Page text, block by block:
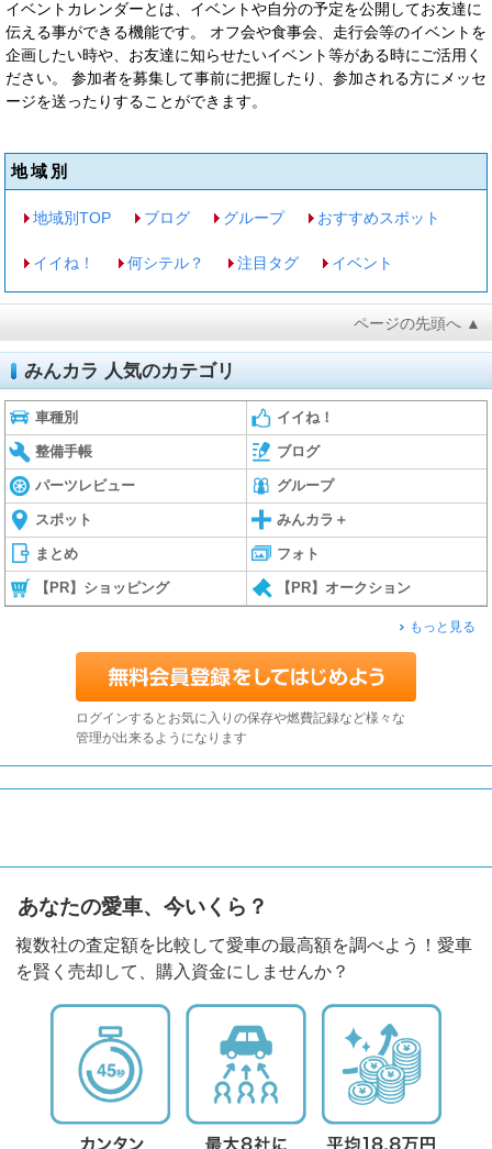
イベントカレンダーとは、イベントや自分の予定を公開してお友達に
伝える事ができる機能です。 オフ会や食事会、走行会等のイベントを
企画したい時や、お友達に知らせたいイベント等がある時にご活用く
ださい。 参加者を募集して事前に把握したり、参加される方にメッセ
ージを送ったりすることができます。
地域別
地域別TOP ブログ グループ おすすめスポット
イイね！ 何シテル？ 注目タグ イベント
ページの先頭へ ▲
みんカラ 人気のカテゴリ
車種別 イイね！
整備手帳 ブログ
パーツレビュー グループ
スポット みんカラ＋
まとめ フォト
【PR】ショッピング 【PR】オークション
もっと見る
ログインするとお気に入りの保存や燃費記録など様々な
管理が出来るようになります
あなたの愛車、今いくら？
複数社の査定額を比較して愛車の最高額を調べよう！愛車
を賢く売却して、購入資金にしませんか？